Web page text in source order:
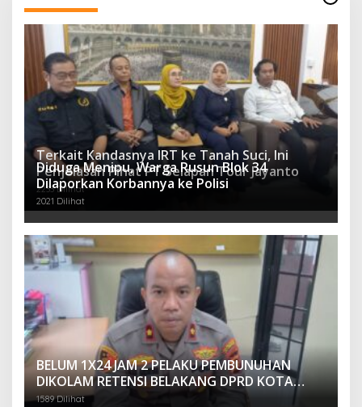
Terkait Kandasnya IRT ke Tanah Suci, Ini
Penjelasan Pihat PT Selapan Tour Jayanto
2233 Dilihat
Diduga Menipu, Warga Rusun Blok 34
Dilaporkan Korbannya ke Polisi
2021 Dilihat
BELUM 1X24 JAM 2 PELAKU PEMBUNUHAN
DIKOLAM RETENSI BELAKANG DPRD KOTA
PALEMBANG TELAH DIRINGKUS ANGGOTA
1589 Dilihat